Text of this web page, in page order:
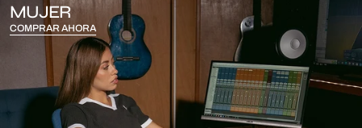
MUJER
COMPRAR AHORA